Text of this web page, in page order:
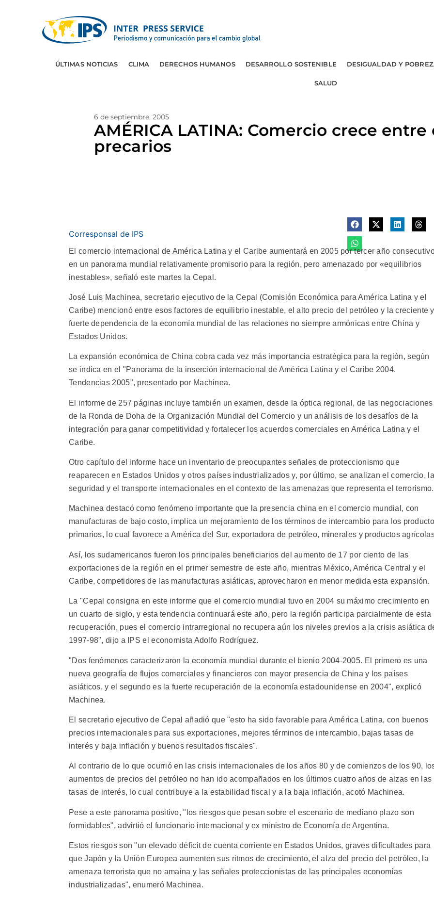
ÚLTIMAS NOTICIAS CLIMA DERECHOS HUMANOS DESARROLLO SOSTENIBLE DESIGUALDAD Y
SALUD
6 de septiembre, 2005
AMÉRICA LATINA: Comercio crece
precarios
Corresponsal de IPS
El comercio internacional de América Latina y el Caribe aumentará en 2005 por tercer año
en un panorama mundial relativamente promisorio para la región, pero amenazado por «equilibrios
inestables», señaló este martes la Cepal.
José Luis Machinea, secretario ejecutivo de la Cepal (Comisión Económica para América Latina y el
Caribe) mencionó entre esos factores de equilibrio inestable, el alto precio del petróleo y la creciente y
fuerte dependencia de la economía mundial de las relaciones no siempre armónicas entre China y
Estados Unidos.
La expansión económica de China cobra cada vez más importancia estratégica para la región, según
se indica en el "Panorama de la inserción internacional de América Latina y el Caribe 2004.
Tendencias 2005", presentado por Machinea.
El informe de 257 páginas incluye también un examen, desde la óptica regional, de las negociaciones
de la Ronda de Doha de la Organización Mundial del Comercio y un análisis de los desafíos de la
integración para ganar competitividad y fortalecer los acuerdos comerciales en América Latina y el
Caribe.
Otro capítulo del informe hace un inventario de preocupantes señales de proteccionismo que
reaparecen en Estados Unidos y otros países industrializados y, por último, se analizan el comercio, la
seguridad y el transporte internacionales en el contexto de las amenazas que representa el terrorismo.
Machinea destacó como fenómeno importante que la presencia china en el comercio mundial, con
manufacturas de bajo costo, implica un mejoramiento de los términos de intercambio para los
primarios, lo cual favorece a América del Sur, exportadora de petróleo, minerales y productos
Así, los sudamericanos fueron los principales beneficiarios del aumento de 17 por ciento de las
exportaciones de la región en el primer semestre de este año, mientras México, América Central y el
Caribe, competidores de las manufacturas asiáticas, aprovecharon en menor medida esta expansión.
La "Cepal consigna en este informe que el comercio mundial tuvo en 2004 su máximo crecimiento en
un cuarto de siglo, y esta tendencia continuará este año, pero la región participa parcialmente de esta
recuperación, pues el comercio intrarregional no recupera aún los niveles previos a la crisis asiática
1997-98", dijo a IPS el economista Adolfo Rodríguez.
"Dos fenómenos caracterizaron la economía mundial durante el bienio 2004-2005. El primero es una
nueva geografía de flujos comerciales y financieros con mayor presencia de China y los países
asiáticos, y el segundo es la fuerte recuperación de la economía estadounidense en 2004", explicó
Machinea.
El secretario ejecutivo de Cepal añadió que "esto ha sido favorable para América Latina, con buenos
precios internacionales para sus exportaciones, mejores términos de intercambio, bajas tasas de
interés y baja inflación y buenos resultados fiscales".
Al contrario de lo que ocurrió en las crisis internacionales de los años 80 y de comienzos de los 90,
aumentos de precios del petróleo no han ido acompañados en los últimos cuatro años de alzas en las
tasas de interés, lo cual contribuye a la estabilidad fiscal y a la baja inflación, acotó Machinea.
Pese a este panorama positivo, "los riesgos que pesan sobre el escenario de mediano plazo son
formidables", advirtió el funcionario internacional y ex ministro de Economía de Argentina.
Estos riesgos son "un elevado déficit de cuenta corriente en Estados Unidos, graves dificultades para
que Japón y la Unión Europea aumenten sus ritmos de crecimiento, el alza del precio del petróleo, la
amenaza terrorista que no amaina y las señales proteccionistas de las principales economías
industrializadas", enumeró Machinea.